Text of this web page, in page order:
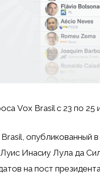
Vox Brasil с 23 по
опубликованный в
Луис Инасиу Лула да
на пост